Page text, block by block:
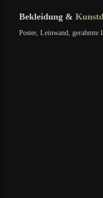
Bekleidung &
Poster, Leinwand,